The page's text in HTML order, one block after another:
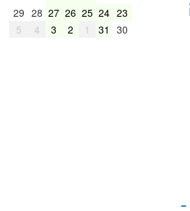
23
24
25
26
27
28
29
30
31
1
2
3
4
5